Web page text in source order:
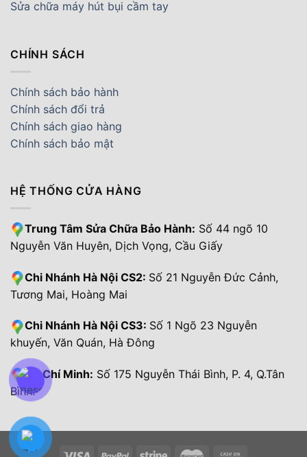
Sửa chữa máy hút bụi cầm tay
CHÍNH SÁCH
Chính sách bảo hành
Chính sách đổi trả
Chính sách giao hàng
Chính sách bảo mật
HỆ THỐNG CỬA HÀNG
Trung Tâm Sửa Chữa Bảo Hành: Số 44 ngõ 10
Nguyễn Văn Huyên, Dịch Vọng, Cầu Giấy
Chi Nhánh Hà Nội CS2: Số 21 Nguyễn Đức Cảnh,
Tương Mai, Hoàng Mai
Chi Nhánh Hà Nội CS3: Số 1 Ngõ 23 Nguyễn
khuyến, Văn Quán, Hà Đông
Hồ Chí Minh: Số 175 Nguyễn Thái Bình, P. 4, Q.Tân
Bình.